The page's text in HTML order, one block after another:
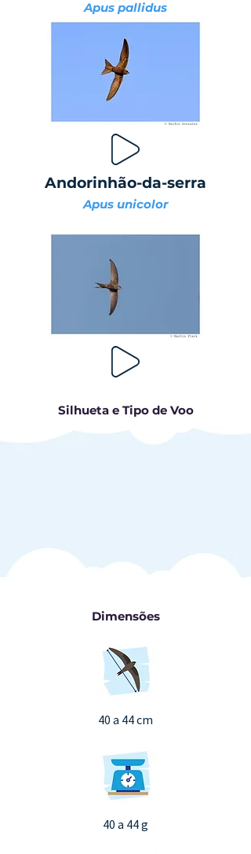
Apus pallidus
Andorinhão-da-serra
Apus unicolor
Silhueta e Tipo de Voo
Dimensões
40 a 44 cm
40 a 44 g